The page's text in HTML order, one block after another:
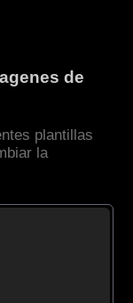
de
plantillas
la